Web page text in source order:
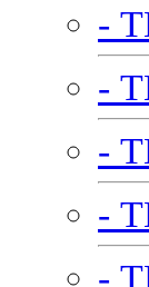
-
-
-
-
-